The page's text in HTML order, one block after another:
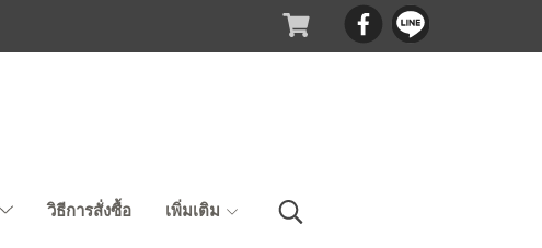
วิธีการสั่งซื้อ เพิ่มเติม